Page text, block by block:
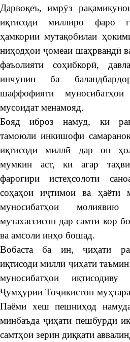
Дарвоқеъ, имрӯз
иқтисоди миллиро фаро
ҳамкории мутақобилаи
ниҳодҳои ҷомеаи шаҳрвандӣ
фаъолияти соҳибкорӣ,
инчунин ба
шаффофияти
мусоидат менамояд.
Бояд иброз намуд, ки
тамоюли инкишофи
иқтисоди миллӣ дар он
мумкин аст, ки агар
фарогири истеҳсолоти
соҳаҳои иҷтимоӣ ва ҳаёти
муносибатҳои
мутахассисон дар самти кор
ва амсоли инҳо бошад.
Вобаста ба ин, ҷиҳати
иқтисоди миллӣ ҷиҳати
муносибатҳои
Ҷумҳурии Тоҷикистон
Паёми хеш пешниҳод
минбаъда ҷиҳати пешбурди
самтҳои зерин диққати